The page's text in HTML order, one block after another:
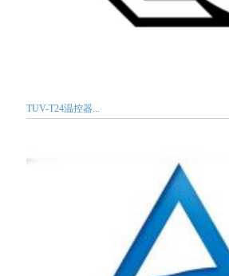
TUV-T24温控器...